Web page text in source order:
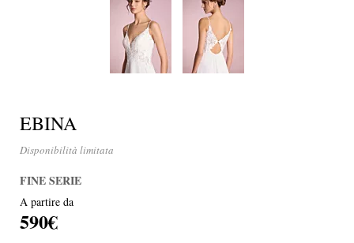
EBINA
Disponibilità limitata
FINE SERIE
A partire da
590€